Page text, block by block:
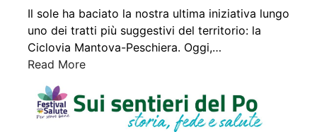
Il sole ha baciato la nostra ultima iniziativa lungo
uno dei tratti più suggestivi del territorio: la
Ciclovia Mantova-Peschiera. Oggi,…
Read More